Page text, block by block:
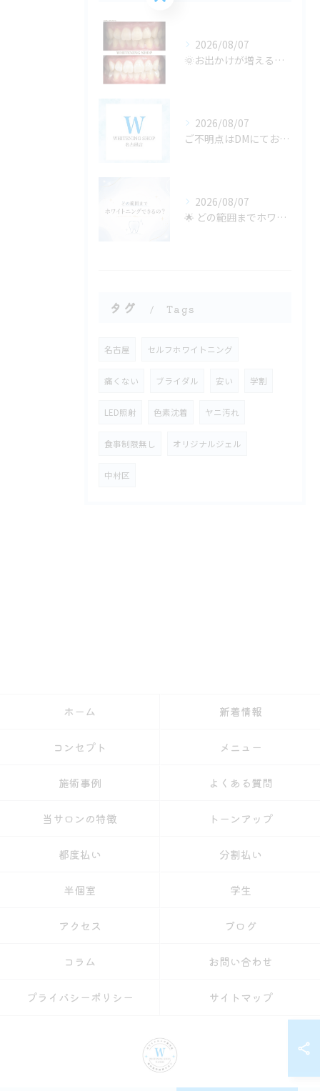
2026/08/07
🌞お出かけが増える季節、口元の準備できてる？🦷✨
2026/08/07
ご不明点はDMにてお気軽にお問い合わせください✨🩷
2026/08/07
🌟 どの範囲までホワイトニングできるの？ 🌟
タグ Tags
名古屋 セルフホワイトニング
痛くない ブライダル 安い 学割
LED照射 色素沈着 ヤニ汚れ
食事制限無し オリジナルジェル
中村区
ホーム 新着情報
コンセプト メニュー
施術事例 よくある質問
当サロンの特徴 トーンアップ
都度払い 分割払い
半個室 学生
アクセス ブログ
コラム お問い合わせ
プライバシーポリシー サイトマップ